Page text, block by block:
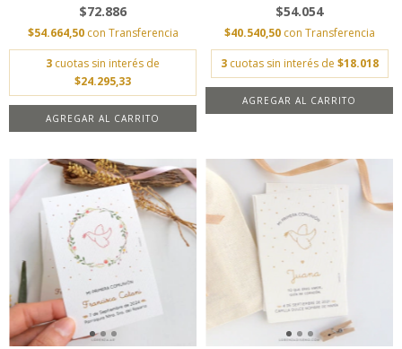
$72.886
$54.664,50 con Transferencia
3 cuotas sin interés de
$24.295,33
AGREGAR AL CARRITO
$54.054
$40.540,50 con Transferencia
3 cuotas sin interés de $18.018
AGREGAR AL CARRITO